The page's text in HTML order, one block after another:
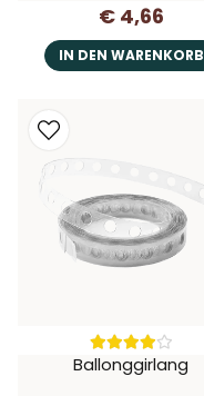
€ 4,66
IN DEN WARENKORB
Ballonggirlang